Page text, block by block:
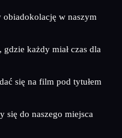
w naszym
każdy miał czas dla
się na film pod tytułem
się do naszego miejsca